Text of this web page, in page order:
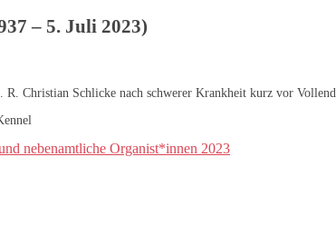
– 5. Juli 2023)
Christian Schlicke nach schwerer Krankheit kurz vor
nebenamtliche Organist*innen 2023